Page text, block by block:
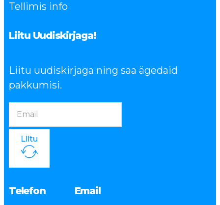
Tellimis info
Liitu Uudiskirjaga!
Liitu uudiskirjaga ning saa ägedaid
pakkumisi.
Liitu
Telefon Email